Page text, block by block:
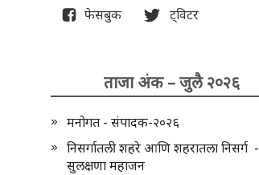
फेसबुक ट्विटर
ताजा अंक – जुलै २०२६
मनोगत - संपादक-२०२६
निसर्गातली शहरे आणि शहरातला निसर्ग -
सुलक्षणा महाजन